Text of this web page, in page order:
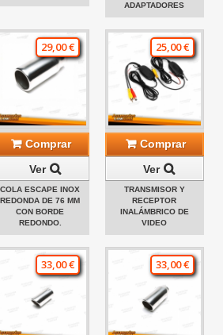
ADAPTADORES
29,00 €
Comprar
Ver
COLA ESCAPE INOX
REDONDA DE 76 MM
CON BORDE
REDONDO.
25,00 €
Comprar
Ver
TRANSMISOR Y
RECEPTOR
INALÁMBRICO DE
VIDEO
33,00 € 33,00 €